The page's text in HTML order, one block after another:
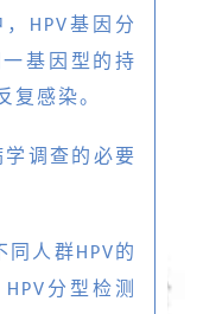
HPV基因分
基因型的持
复感染。
调查的必要
同人群 HPV的
HPV 分型检测